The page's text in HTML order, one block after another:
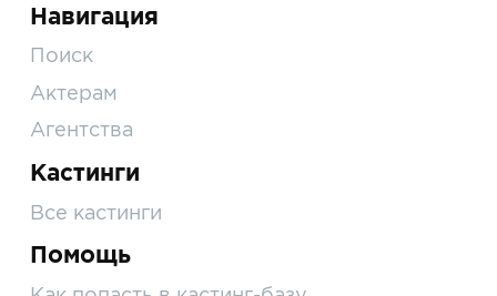
Навигация
Поиск
Актерам
Агентства
Кастинги
Все кастинги
Помощь